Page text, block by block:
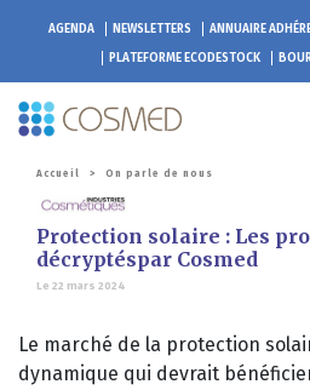
AGENDA NEWSLETTERS ANNUAIRE
PLATEFORME ECODESTOCK
Accueil > On parle de nous
Protection solaire : Les
décryptéspar Cosmed
Le 22 mars 2024
Le marché de la protection
dynamique qui devrait